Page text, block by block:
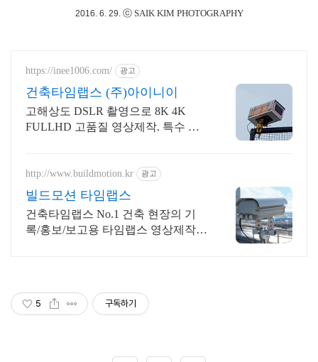
2016. 6. 29. ⓒ SAIK KIM PHOTOGRAPHY
https://inee1006.com/ 광고
건축타임랩스 (주)아이니이
고해상도 DSLR 촬영으로 8K 4K
FULLHD 고품질 영상제작. 특수 하
http://www.buildmotion.kr 광고
빌드모션 타임랩스
건축타임랩스 No.1 건축 현장의 기
록/홍보/보고용 타임랩스 영상제작
5 구독하기